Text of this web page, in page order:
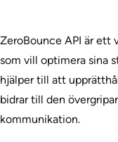
ZeroBounce API är ett
som vill optimera sina
hjälper till att
bidrar till den
kommunikation.